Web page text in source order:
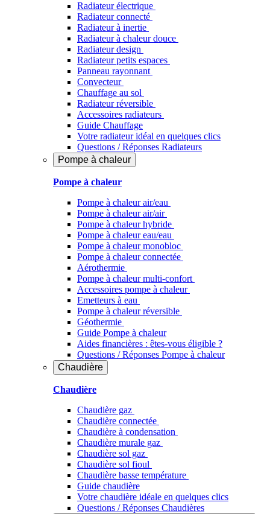
Radiateur électrique
Radiateur connecté
Radiateur à inertie
Radiateur à chaleur douce
Radiateur design
Radiateur petits espaces
Panneau rayonnant
Convecteur
Chauffage au sol
Radiateur réversible
Accessoires radiateurs
Guide Chauffage
Votre radiateur idéal en quelques clics
Questions / Réponses Radiateurs
Pompe à chaleur
Pompe à chaleur
Pompe à chaleur air/eau
Pompe à chaleur air/air
Pompe à chaleur hybride
Pompe à chaleur​ eau/eau
Pompe à chaleur monobloc
Pompe à chaleur connectée
Aérothermie
Pompe à chaleur multi-confort
Accessoires pompe à chaleur
Emetteurs à eau
Pompe à chaleur réversible
Géothermie
Guide Pompe à chaleur
Aides financières : êtes-vous éligible ?
Questions / Réponses Pompe à chaleur
Chaudière
Chaudière
Chaudière gaz
Chaudière connectée
Chaudière à condensation
Chaudière murale gaz
Chaudière sol gaz
Chaudière sol fioul
Chaudière basse température
Guide chaudière
Votre chaudière idéale en quelques clics
Questions / Réponses Chaudières